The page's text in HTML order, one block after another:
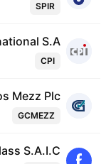
SPIR
S.A.
CPI
Mezz Plc
GCMEZZ
S.A.I.C.